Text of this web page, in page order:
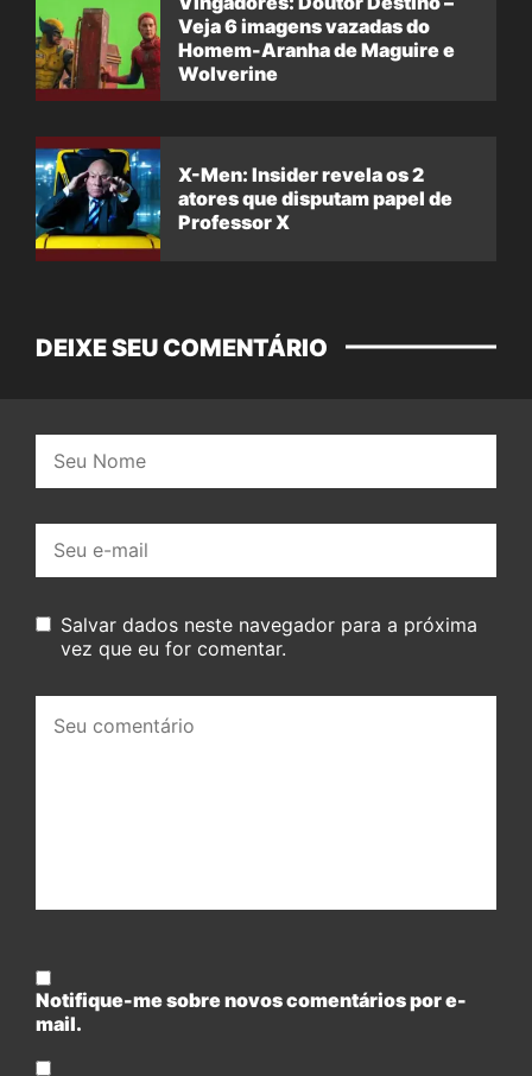
Veja 6 imagens vazadas do
Homem-Aranha de Maguire e
Wolverine
X-Men: Insider revela os 2
atores que disputam papel de
Professor X
DEIXE SEU COMENTÁRIO
mail:
Salvar dados neste navegador para a próxima
vez que eu for comentar.
comentário:
Notifique-me sobre novos comentários por e-
mail.